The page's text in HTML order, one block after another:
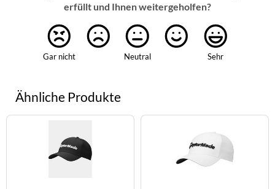
erfüllt und Ihnen weitergeholfen?
Gar nicht Neutral Sehr
Ähnliche Produkte